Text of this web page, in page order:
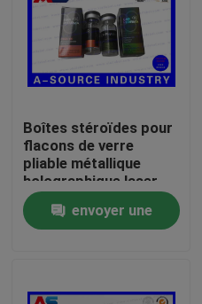
Maison
Au sujet de nous
Boîtes stéroïdes pour
flacons de verre
pliable métallique
holographique laser
Étiquette des boîtes
pharmaceutiques
envoyer une